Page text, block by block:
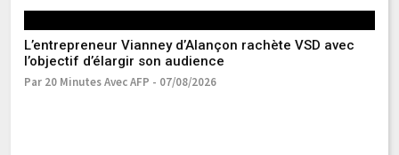
L’entrepreneur Vianney d’Alançon rachète VSD avec
l’objectif d’élargir son audience
Par 20 Minutes Avec AFP - 07/08/2026